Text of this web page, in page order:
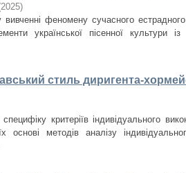
2025)
феномену сучасного
української пісенної культури
стиль диригента-
критеріїв індивідуального
методів аналізу